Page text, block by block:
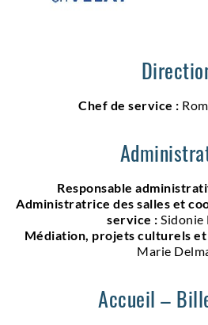
Chef de service :
Responsable
Administratrice des salles et
service : Sidonie
Médiation, projets culturels
Marie
Accueil –